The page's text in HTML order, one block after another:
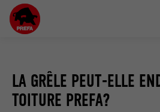
LA GRÊLE PEUT-ELLE
TOITURE PREFA?